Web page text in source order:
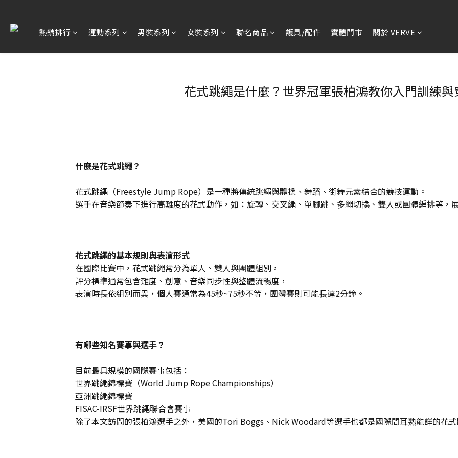
熱銷排行 運動系列 男裝系列 女裝系列 聯名商品 護具/配件 實體門市 關於 VERVE
花式跳繩是什麼？世界冠軍張柏鴻教你入門訓練與
什麼是花式跳繩？
花式跳繩（Freestyle Jump Rope）是一種將傳統跳繩與體操、舞蹈、街舞元素結合的競技運動。
選手在音樂節奏下進行高難度的花式動作，如：旋轉、交叉繩、單腳跳、多繩切換、雙人或團體編排等，
花式跳繩的基本規則與表演形式
在國際比賽中，花式跳繩常分為單人、雙人與團體組別，
評分標準通常包含難度、創意、音樂同步性與整體流暢度，
表演時長依組別而異，個人賽通常為45秒~75秒不等，團體賽則可能長達2分鐘。
有哪些知名賽事與選手？
目前最具規模的國際賽事包括：
世界跳繩錦標賽（World Jump Rope Championships）
亞洲跳繩錦標賽
FISAC-IRSF世界跳繩聯合會賽事
除了本文訪問的張柏鴻選手之外，美國的Tori Boggs、Nick Woodard等選手也都是國際間耳熟能詳的花式